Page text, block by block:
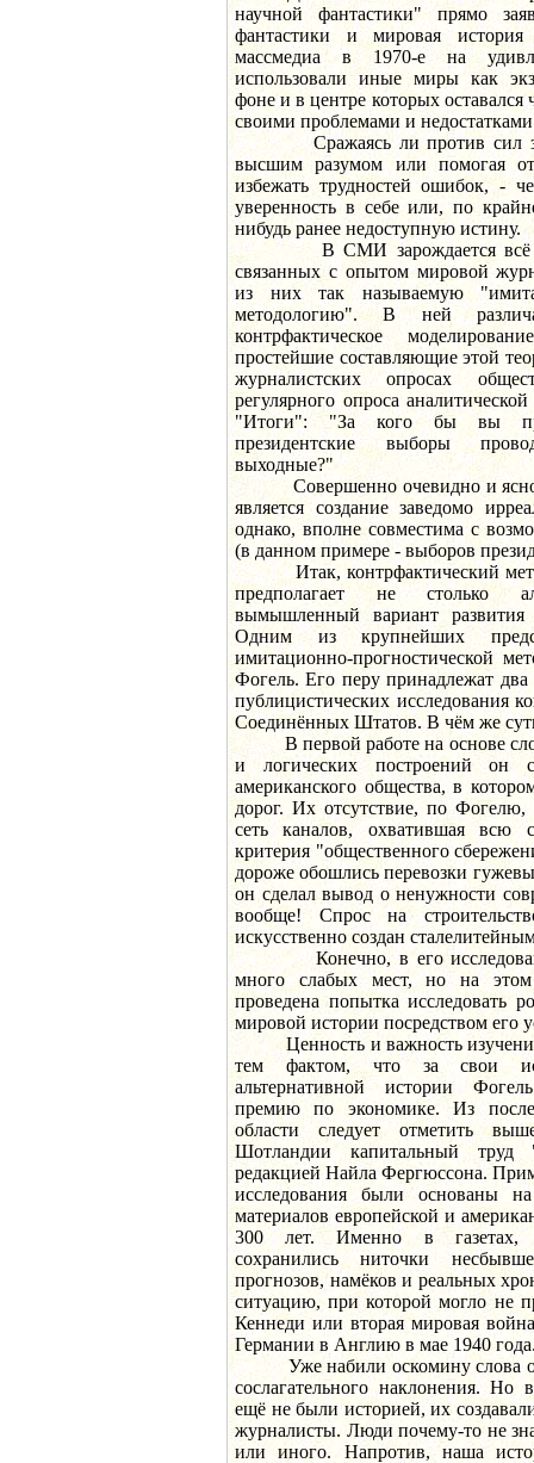
научной фантастики" прямо
фантастики и мировая
массмедиа в 1970-е на
использовали иные миры как
фоне и в центре которых оставался
своими проблемами и
Сражаясь ли против сил зла,
высшим разумом или помогая
избежать трудностей ошибок, -
уверенность в себе или, по
нибудь ранее недоступную истину.
В СМИ зарождается всё
связанных с опытом мировой
из них так называемую
методологию". В ней
контрфактическое
простейшие составляющие этой
журналистских опросах
регулярного опроса
"Итоги": "За кого бы вы
президентские выборы
выходные?"
Совершенно очевидно и ясно,
является создание заведомо
однако, вполне совместима с
(в данном примере - выборов
Итак, контрфактический
предполагает не столько
вымышленный вариант развития
Одним из крупнейших
имитационно-прогностической
Фогель. Его перу принадлежат два
публицистических исследования
Соединённых Штатов. В чём же
В первой работе на основе
и логических построений он
американского общества, в
дорог. Их отсутствие, по Фогелю,
сеть каналов, охватившая всю
критерия "общественного
дороже обошлись перевозки
он сделал вывод о ненужности
вообще! Спрос на
искусственно создан
Конечно, в его
много слабых мест, но на
проведена попытка исследовать
мировой истории посредством его
Ценность и важность изучения
тем фактом, что за свои
альтернативной истории
премию по экономике. Из
области следует отметить
Шотландии капитальный
редакцией Найла Фергюссона.
исследования были основаны на
материалов европейской и
300 лет. Именно в газетах,
сохранились ниточки
прогнозов, намёков и реальных
ситуацию, при которой могло не
Кеннеди или вторая мировая
Германии в Англию в мае 1940
Уже набили оскомину слова о
сослагательного наклонения. Но
ещё не были историей, их
журналисты. Люди почему-то не
или иного. Напротив, наша